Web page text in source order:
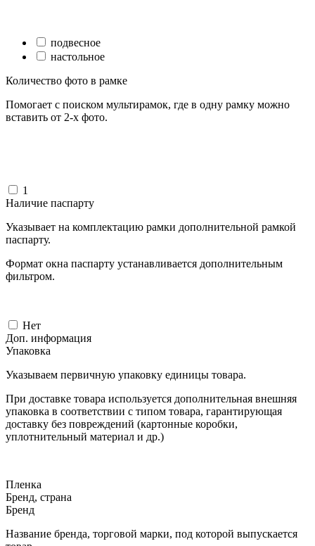
подвесное
настольное
Количество фото в рамке
Помогает с поиском мультирамок, где в одну рамку можно
вставить от 2-х фото.
1
Наличие паспарту
Указывает на комплектацию рамки дополнительной рамкой
паспарту.
Формат окна паспарту устанавливается дополнительным
фильтром.
Нет
Доп. информация
Упаковка
Указываем первичную упаковку единицы товара.
При доставке товара используется дополнительная внешняя
упаковка в соответствии с типом товара, гарантирующая
доставку без повреждений (картонные коробки,
уплотнительный материал и др.)
Пленка
Бренд, страна
Бренд
Название бренда, торговой марки, под которой выпускается